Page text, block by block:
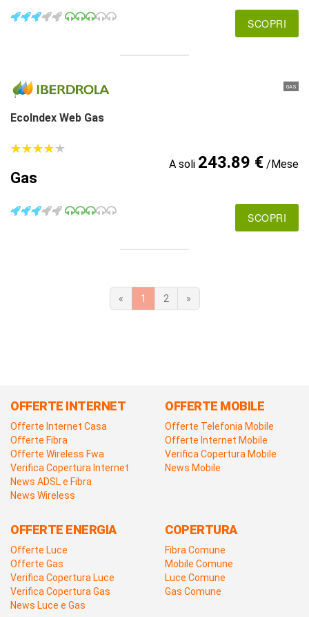
SCOPRI
GAS
EcoIndex Web Gas
★★★★★
★★★★★
Gas
A soli 243.89 €/Mese
SCOPRI
« 1 2 »
OFFERTE INTERNET
Offerte Internet Casa
Offerte Fibra
Offerte Wireless Fwa
Verifica Copertura Internet
News ADSL e Fibra
News Wireless
OFFERTE MOBILE
Offerte Telefonia Mobile
Offerte Internet Mobile
Verifica Copertura Mobile
News Mobile
OFFERTE ENERGIA
Offerte Luce
Offerte Gas
Verifica Copertura Luce
Verifica Copertura Gas
News Luce e Gas
COPERTURA
Fibra Comune
Mobile Comune
Luce Comune
Gas Comune